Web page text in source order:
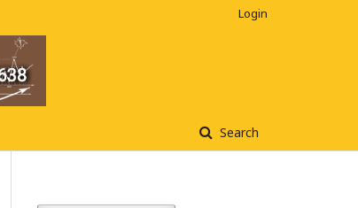
Search
Login